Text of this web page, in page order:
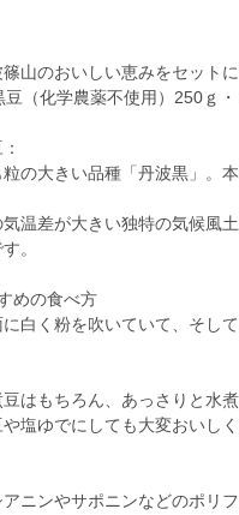
篠山のおいしい恵みをセッ
豆（化学農薬不使用）250ｇ
の大きい品種「丹波黒」。
温差が大きい独特の気候風
。
めの食べ方
白く粉を吹いていて、そし
はもちろん、あっさりと水
塩ゆでにしても大変おいし
ニンやサポニンなどのポリ